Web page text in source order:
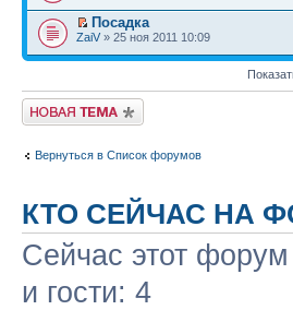
Посадка
ZaiV » 25 ноя 2011 10:09
Начать новую тему
Вернуться в Список форумов
КТО СЕЙЧАС НА
Сейчас этот форум
и гости: 4